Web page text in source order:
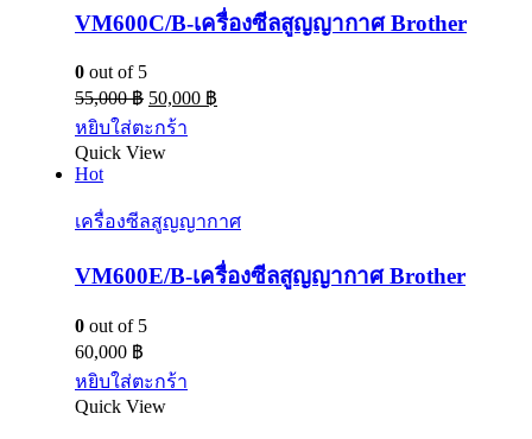
VM600C/B-เครื่องซีลสูญญากาศ Brother
0 out of 5
55,000฿ 50,000 ฿
หยิบใส่ตะกร้า
Quick View
Hot
เครื่องซีลสูญญากาศ
VM600E/B-เครื่องซีลสูญญากาศ Brother
0 out of 5
60,000 ฿
หยิบใส่ตะกร้า
Quick View